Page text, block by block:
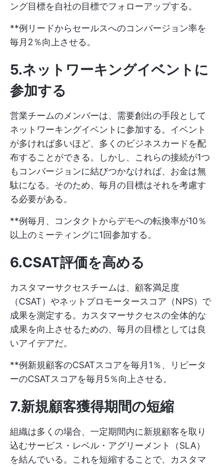
ング目標を自社の目標でフォローアップする。
**例リードからセールスへのコンバージョン率を
毎月2％向上させる。
5.ネットワーキングイベントに
参加する
営業チームのメンバーは、需要創出の手段として
ネットワーキングイベントに参加する。イベント
が多ければ多いほど、多くのビジネスカードを配
布することができる。しかし、これらの接続が1つ
もコンバージョンに結びつかなければ、お金は無
駄になる。そのため、毎月の目標はそれを考慮す
る必要がある。
**例毎月、コンタクトからデモへの転換率が10％
以上のミーティングに1回参加する。
6.CSAT評価を高める
カスタマーサクセスチームは、顧客満足度
（CSAT）やネットプロモータースコア（NPS）で
成果を測定する。カスタマーサクセスの全体的な
成果を向上させるための、毎月の目標としては良
いアイデアだ。
**例新規顧客のCSATスコアを毎月1％、リピータ
ーのCSATスコアを毎月5％向上させる。
7.新規顧客獲得期間の短縮
組織は多くの場合、一定期間内に新規顧客を取り
込むサービス・レベル・アグリーメント（SLA）
を結んでいる。これを短縮することで、カスタマ